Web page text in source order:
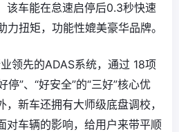
该车能在怠速启停后0.3秒快速
力扭矩，功能性媲美豪华品牌。
领先的ADAS系统，通过 18项
停”、“好安全”的“三好”核心优
新车还拥有大师级底盘调校，
对车辆的影响，给用户来带平顺